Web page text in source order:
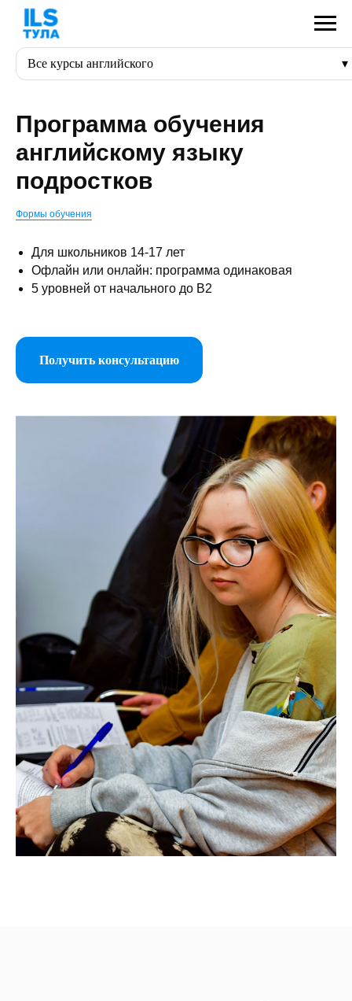
Все курсы английского
Для школьников 11-13 лет
Для подростков 14-17 лет
Для взрослых 17+
ОГЭ ЕГЭ
Программа обучения
английскому языку
подростков
Формы обучения
Для школьников 14-17 лет
Офлайн или онлайн: программа одинаковая
5 уровней от начального до B2
Получить консультацию